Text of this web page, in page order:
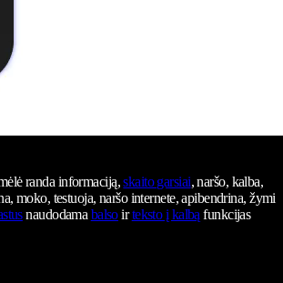
randa informaciją,skaito garsiai, naršo, kalba,
moko, testuoja, naršo internete, apibendrina, žymi
naudodamabalsoirteksto į kalbąfunkcijas